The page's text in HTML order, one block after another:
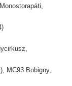
MC93 Bobigny,